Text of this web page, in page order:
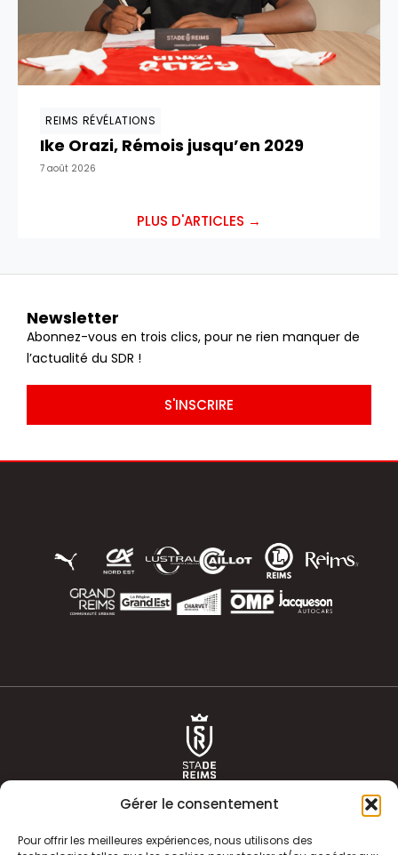
Gérer le consentement
Pour offrir les meilleures expériences, nous utilisons des
REIMS RÉVÉLATIONS
Ike Orazi, Rémois jusqu’en 2029
7 août 2026
PLUS D'ARTICLES →
Newsletter
Abonnez-vous en trois clics, pour ne rien manquer de
l’actualité du SDR !
S'INSCRIRE